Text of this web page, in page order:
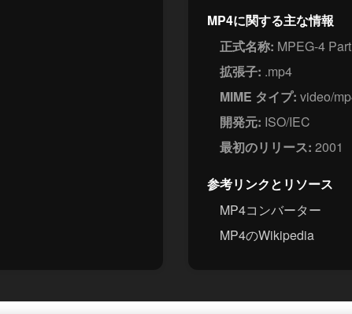
MP4に関する主な情報
正式名称: MPEG-4
拡張子: .mp4
MIME タイプ: video/
開発元: ISO/IEC
最初のリリース: 2001
参考リンクとリソース
MP4コンバーター
MP4のWikipedia